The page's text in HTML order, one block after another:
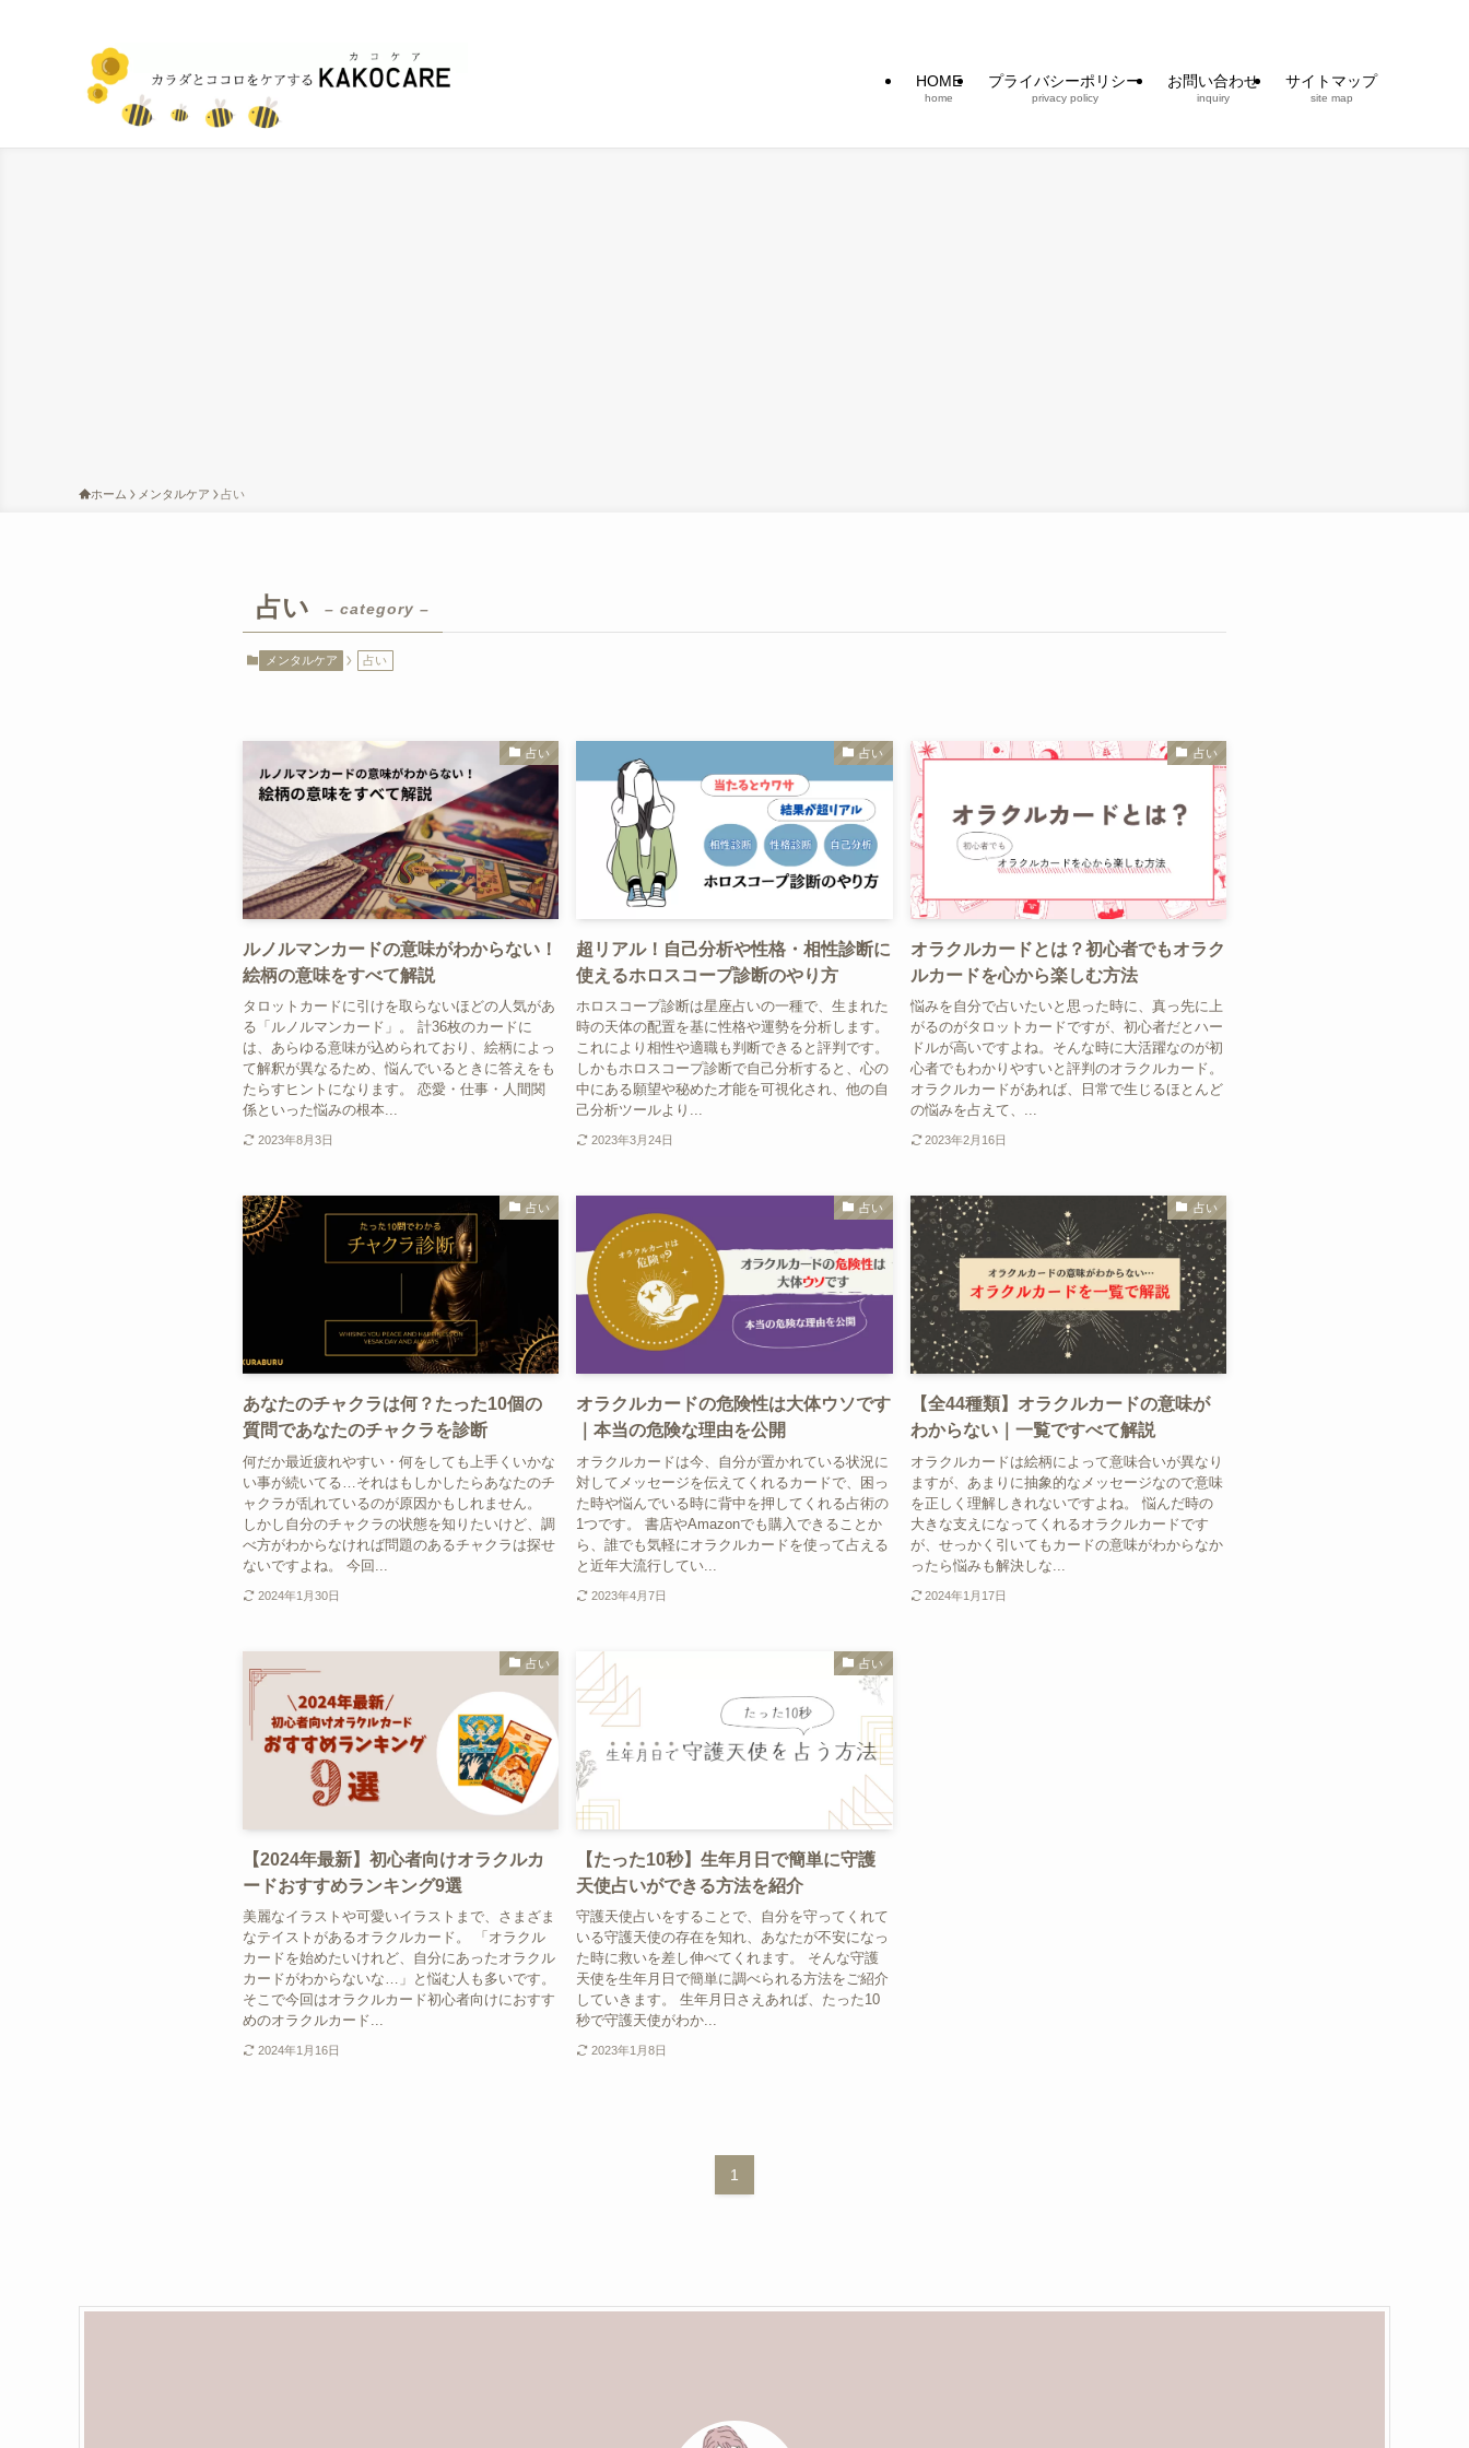
HOME
home
プライバシーポリシー
privacy policy
お問い合わせ
inquiry
サイトマップ
site map
ホーム メンタルケア 占い
占い – category –
メンタルケア 占い
占い
ルノルマンカードの意味がわからない！
絵柄の意味をすべて解説
タロットカードに引けを取らないほどの人気があ
る「ルノルマンカード」。 計36枚のカードに
は、あらゆる意味が込められており、絵柄によっ
て解釈が異なるため、悩んでいるときに答えをも
たらすヒントになります。 恋愛・仕事・人間関
係といった悩みの根本...
2023年8月3日
占い
超リアル！自己分析や性格・相性診断に
使えるホロスコープ診断のやり方
ホロスコープ診断は星座占いの一種で、生まれた
時の天体の配置を基に性格や運勢を分析します。
これにより相性や適職も判断できると評判です。
しかもホロスコープ診断で自己分析すると、心の
中にある願望や秘めた才能を可視化され、他の自
己分析ツールより...
2023年3月24日
占い
オラクルカードとは？初心者でもオラク
ルカードを心から楽しむ方法
悩みを自分で占いたいと思った時に、真っ先に上
がるのがタロットカードですが、初心者だとハー
ドルが高いですよね。そんな時に大活躍なのが初
心者でもわかりやすいと評判のオラクルカード。
オラクルカードがあれば、日常で生じるほとんど
の悩みを占えて、...
2023年2月16日
占い
あなたのチャクラは何？たった10個の
質問であなたのチャクラを診断
何だか最近疲れやすい・何をしても上手くいかな
い事が続いてる…それはもしかしたらあなたのチ
ャクラが乱れているのが原因かもしれません。
しかし自分のチャクラの状態を知りたいけど、調
べ方がわからなければ問題のあるチャクラは探せ
ないですよね。 今回...
2024年1月30日
占い
オラクルカードの危険性は大体ウソです
｜本当の危険な理由を公開
オラクルカードは今、自分が置かれている状況に
対してメッセージを伝えてくれるカードで、困っ
た時や悩んでいる時に背中を押してくれる占術の
1つです。 書店やAmazonでも購入できることか
ら、誰でも気軽にオラクルカードを使って占える
と近年大流行してい...
2023年4月7日
占い
【全44種類】オラクルカードの意味が
わからない｜一覧ですべて解説
オラクルカードは絵柄によって意味合いが異なり
ますが、あまりに抽象的なメッセージなので意味
を正しく理解しきれないですよね。 悩んだ時の
大きな支えになってくれるオラクルカードです
が、せっかく引いてもカードの意味がわからなか
ったら悩みも解決しな...
2024年1月17日
占い
【2024年最新】初心者向けオラクルカ
ードおすすめランキング9選
美麗なイラストや可愛いイラストまで、さまざま
なテイストがあるオラクルカード。 「オラクル
カードを始めたいけれど、自分にあったオラクル
カードがわからないな…」と悩む人も多いです。
そこで今回はオラクルカード初心者向けにおすす
めのオラクルカード...
2024年1月16日
占い
【たった10秒】生年月日で簡単に守護
天使占いができる方法を紹介
守護天使占いをすることで、自分を守ってくれて
いる守護天使の存在を知れ、あなたが不安になっ
た時に救いを差し伸べてくれます。 そんな守護
天使を生年月日で簡単に調べられる方法をご紹介
していきます。 生年月日さえあれば、たった10
秒で守護天使がわか...
2023年1月8日
1